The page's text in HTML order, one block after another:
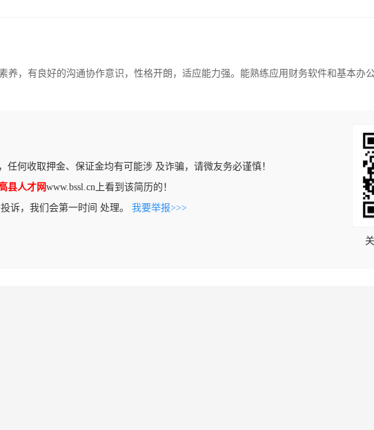
养，有良好的沟通协作意识，性格开朗，适应能力强。能熟练应用财务软件和基本办
任何收取押金、保证金均有可能涉 及诈骗，请微友务必谨慎！
县人才网www.bssl.cn上看到该简历的！
诉，我们会第一时间 处理。 我要举报>>>